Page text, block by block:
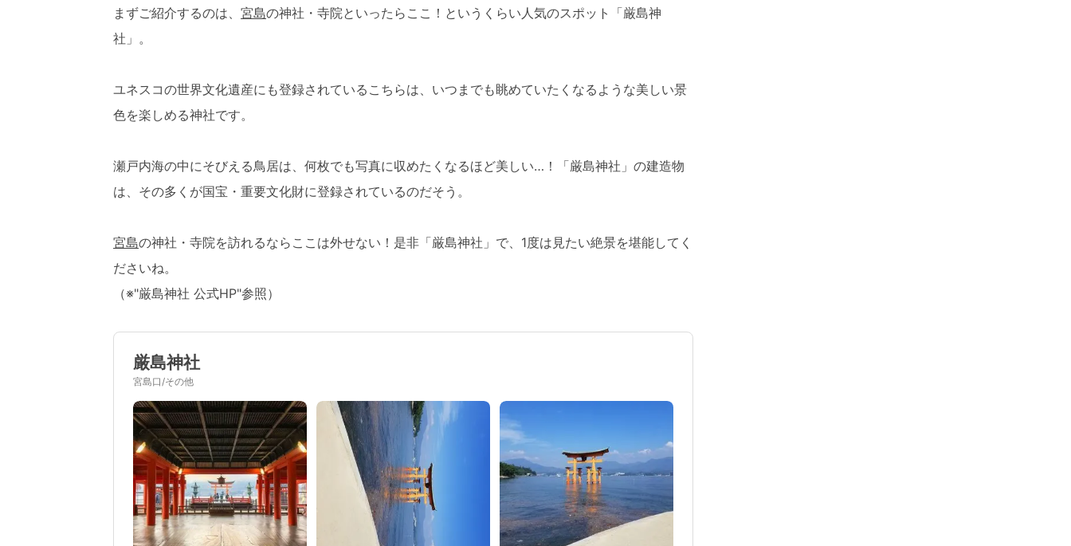
まずご紹介するのは、 宮島の神社・寺院といったらここ！というくらい人気のスポット「厳島神
社」。
ユネスコの世界文化遺産にも登録されているこちらは、いつまでも眺めていたくなるような美しい景
色を楽しめる神社です。
瀬戸内海の中にそびえる鳥居は、何枚でも写真に収めたくなるほど美しい…！「厳島神社」の建造物
は、その多くが国宝・重要文化財に登録されているのだそう。
宮島の神社・寺院を訪れるならここは外せない！是非「厳島神社」で、1度は見たい絶景を堪能してく
ださいね。
（※"厳島神社 公式HP"参照）
厳島神社
宮島口/その他